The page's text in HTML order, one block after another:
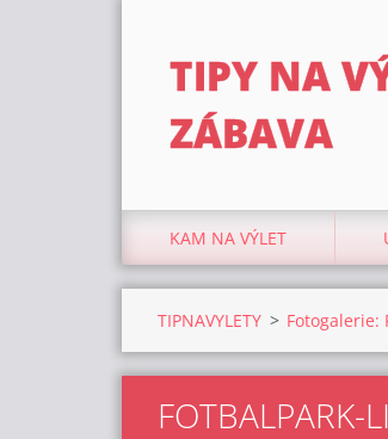
TIPY NA
ZÁBAVA
KAM NA VÝLET
TIPNAVYLETY > Fotogalerie:
FOTBALPARK-